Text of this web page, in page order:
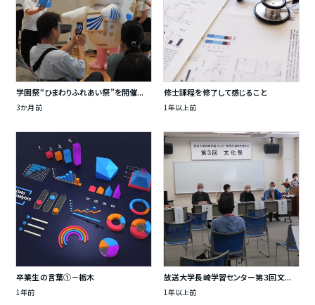
学園祭“ひまわりふれあい祭”を開催...
3か月前
修士課程を修了して感じること
1年以上前
卒業生の言葉①－栃木
1年前
放送大学長崎学習センター第３回文...
1年以上前